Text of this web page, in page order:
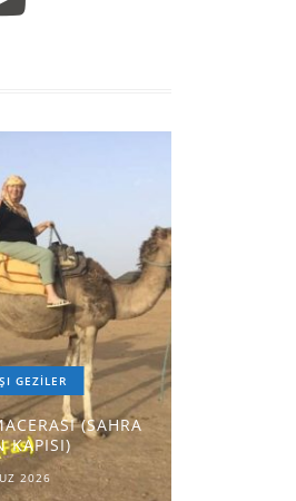
GEZILER
(SAHRA
KAPISI)
2026